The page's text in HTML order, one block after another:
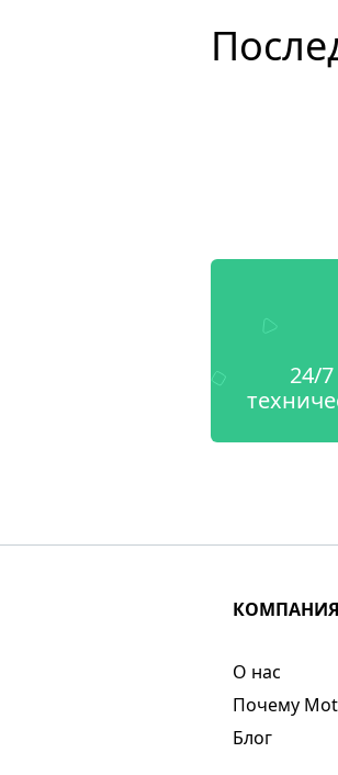
24/
КОМПАНИЯ
О нас​
Почему
Блог